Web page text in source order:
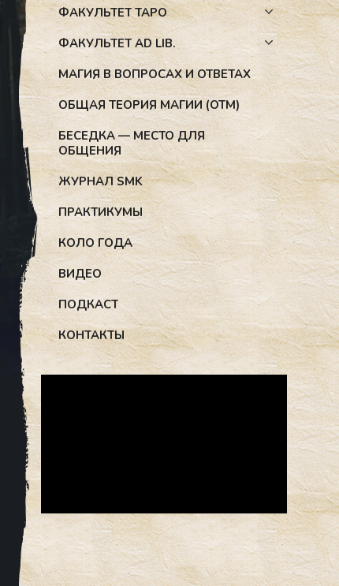
ФАКУЛЬТЕТ ТАРО
ФАКУЛЬТЕТ AD LIB.
МАГИЯ В ВОПРОСАХ И ОТВЕТАХ
ОБЩАЯ ТЕОРИЯ МАГИИ (ОТМ)
БЕСЕДКА — МЕСТО ДЛЯ
ОБЩЕНИЯ
ЖУРНАЛ SMK
ПРАКТИКУМЫ
КОЛО ГОДА
ВИДЕО
ПОДКАСТ
КОНТАКТЫ